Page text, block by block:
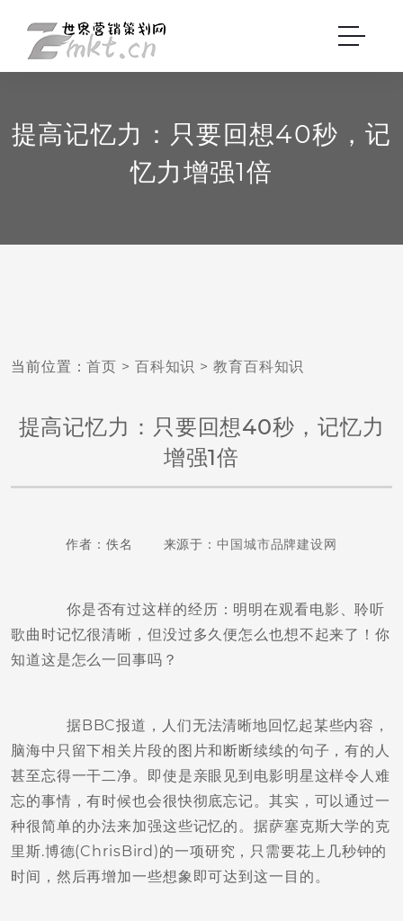
提高记忆力：只要回想40秒，记
忆力增强1倍
当前位置：首页 > 百科知识 > 教育百科知识
提高记忆力：只要回想40秒，记忆力
增强1倍
作者：佚名 来源于：中国城市品牌建设网
你是否有过这样的经历：明明在观看电影、聆听
歌曲时记忆很清晰，但没过多久便怎么也想不起来了！你
知道这是怎么一回事吗？
据BBC报道，人们无法清晰地回忆起某些内容，
脑海中只留下相关片段的图片和断断续续的句子，有的人
甚至忘得一干二净。即使是亲眼见到电影明星这样令人难
忘的事情，有时候也会很快彻底忘记。其实，可以通过一
种很简单的办法来加强这些记忆的。据萨塞克斯大学的克
里斯.博德(ChrisBird)的一项研究，只需要花上几秒钟的
时间，然后再增加一些想象即可达到这一目的。